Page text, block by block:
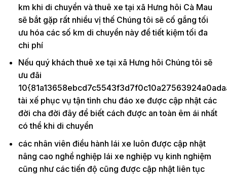
km khi di chuyển và thuê xe tại xã Hưng hôi Cà Mau
sẽ bắt gặp rất nhiều vị thế Chúng tôi sẽ cố gắng tối
ưu hóa các số km di chuyển này để tiết kiệm tối đa
chi phí
Nếu quý khách thuê xe tại xã Hưng hôi Chúng tôi sẽ
ưu đãi
tài xế phục vụ tận tình chu đáo xe được cập nhật các
đời cha đời đây để biết cách được an toàn êm ái nhất
có thể khi di chuyển
các nhân viên điều hành lái xe luôn được cập nhật
nâng cao nghề nghiệp lái xe nghiệp vụ kinh nghiệm
cũng như các tiến độ cũng được cập nhật liên tục